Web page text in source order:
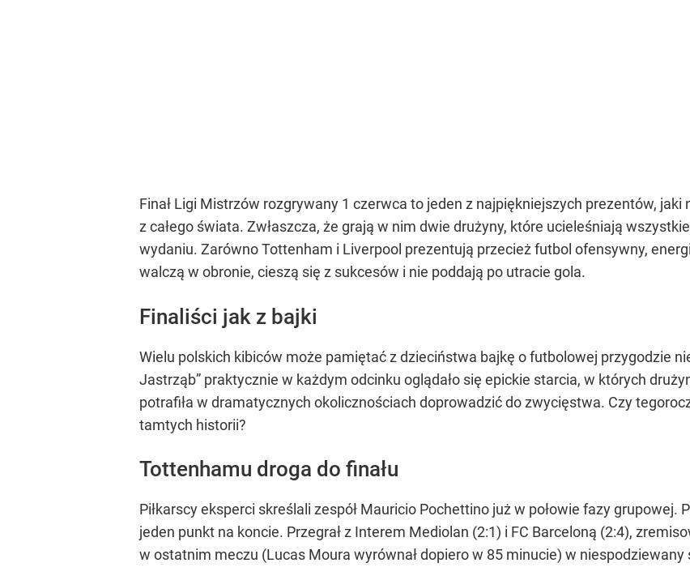
Finał Ligi Mistrzów rozgrywany 1 czerwca to jeden z najpiękniejszych prezentów, jaki
z całego świata. Zwłaszcza, że grają w nim dwie drużyny, które ucieleśniają
wydaniu. Zarówno Tottenham i Liverpool prezentują przecież futbol ofensywny,
walczą w obronie, cieszą się z sukcesów i nie poddają po utracie gola.
Finaliści jak z bajki
Wielu polskich kibiców może pamiętać z dzieciństwa bajkę o futbolowej przygodzie
Jastrząb” praktycznie w każdym odcinku oglądało się epickie starcia, w których
potrafiła w dramatycznych okolicznościach doprowadzić do zwycięstwa. Czy
tamtych historii?
Tottenhamu droga do finału
Piłkarscy eksperci skreślali zespół Mauricio Pochettino już w połowie fazy grupowej.
jeden punkt na koncie. Przegrał z Interem Mediolan (2:1) i FC Barceloną (2:4),
w ostatnim meczu (Lucas Moura wyrównał dopiero w 85 minucie) w niespodziewany